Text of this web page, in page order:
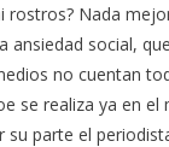
rostros? Nada
ansiedad social,
no cuentan
se realiza ya en el
su parte el